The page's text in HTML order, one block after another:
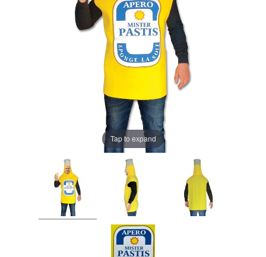
Tap to expand